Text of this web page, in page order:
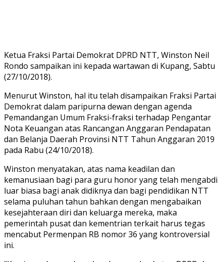
Ketua Fraksi Partai Demokrat DPRD NTT, Winston Neil
Rondo sampaikan ini kepada wartawan di Kupang, Sabtu
(27/10/2018).
Menurut Winston, hal itu telah disampaikan Fraksi Partai
Demokrat dalam paripurna dewan dengan agenda
Pemandangan Umum Fraksi-fraksi terhadap Pengantar
Nota Keuangan atas Rancangan Anggaran Pendapatan
dan Belanja Daerah Provinsi NTT Tahun Anggaran 2019
pada Rabu (24/10/2018).
Winston menyatakan, atas nama keadilan dan
kemanusiaan bagi para guru honor yang telah mengabdi
luar biasa bagi anak didiknya dan bagi pendidikan NTT
selama puluhan tahun bahkan dengan mengabaikan
kesejahteraan diri dan keluarga mereka, maka
pemerintah pusat dan kementrian terkait harus tegas
mencabut Permenpan RB nomor 36 yang kontroversial
ini.